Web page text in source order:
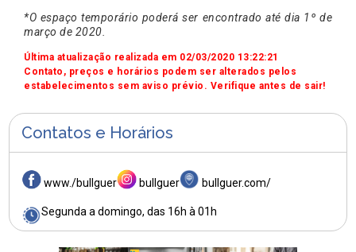
*O espaço temporário poderá ser encontrado até dia 1º de
março de 2020.
Última atualização realizada em 02/03/2020 13:22:21
Contato, preços e horários podem ser alterados pelos
estabelecimentos sem aviso prévio. Verifique antes de sair!
Contatos e Horários
www./bullguer bullguer bullguer.com/
Segunda a domingo, das 16h à 01h